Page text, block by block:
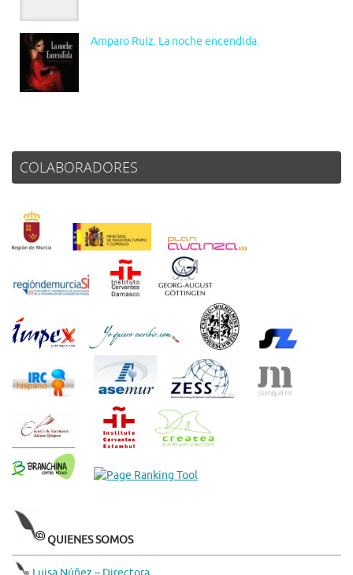
Amparo Ruiz. La noche encendida.
COLABORADORES
QUIENES SOMOS